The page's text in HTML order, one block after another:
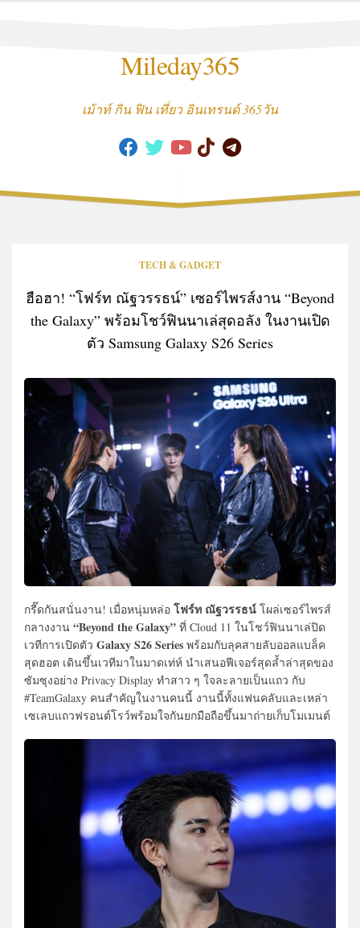
Mileday365
เม้าท์ กิน ฟิน เที่ยว อินเทรนด์ 365วัน
TECH & GADGET
ฮือฮา! “โฟร์ท ณัฐวรรธน์” เซอร์ไพรส์งาน “Beyond
the Galaxy” พร้อมโชว์ฟินนาเล่สุดอลัง ในงานเปิด
ตัว Samsung Galaxy S26 Series
กรี๊ดกันสนั่นงาน! เมื่อหนุ่มหล่อ โฟร์ท ณัฐวรรธน์ โผล่เซอร์ไพรส์
กลางงาน “Beyond the Galaxy” ที่ Cloud 11 ในโชว์ฟินนาเล่ปิด
เวทีการเปิดตัว Galaxy S26 Series พร้อมกับลุคสายลับออลแบล็ค
สุดฮอต เดินขึ้นเวทีมาในมาดเท่ห์ นำเสนอฟีเจอร์สุดล้ำล่าสุดของ
ซัมซุงอย่าง Privacy Display ทำสาว ๆ ใจละลายเป็นแถว กับ
#TeamGalaxy คนสำคัญในงานคนนี้ งานนี้ทั้งแฟนคลับและเหล่า
เซเลบแถวฟรอนต์โรว์พร้อมใจกันยกมือถือขึ้นมาถ่ายเก็บโมเมนต์